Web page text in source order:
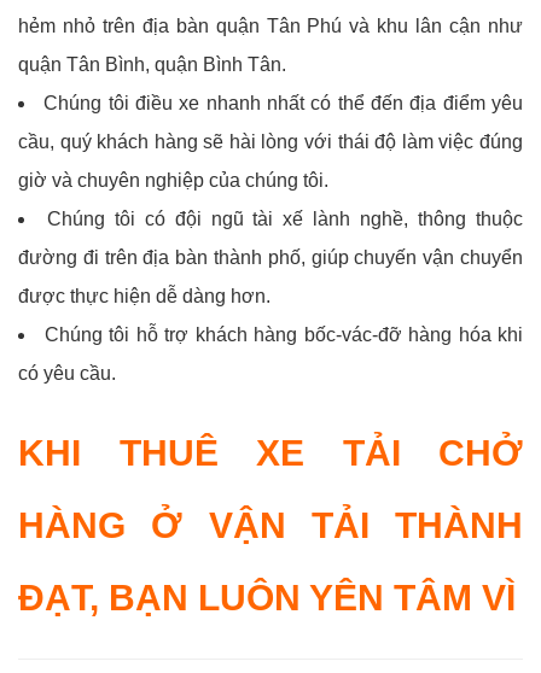
hẻm nhỏ trên địa bàn quận Tân Phú và khu lân cận như
quận Tân Bình, quận Bình Tân.
Chúng tôi điều xe nhanh nhất có thể đến địa điểm yêu
cầu, quý khách hàng sẽ hài lòng với thái độ làm việc đúng
giờ và chuyên nghiệp của chúng tôi.
Chúng tôi có đội ngũ tài xế lành nghề, thông thuộc
đường đi trên địa bàn thành phố, giúp chuyến vận chuyển
được thực hiện dễ dàng hơn.
Chúng tôi hỗ trợ khách hàng bốc-vác-đỡ hàng hóa khi
có yêu cầu.
KHI THUÊ XE TẢI CHỞ
HÀNG Ở VẬN TẢI THÀNH
ĐẠT, BẠN LUÔN YÊN TÂM VÌ